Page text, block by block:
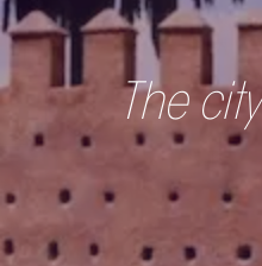
The city